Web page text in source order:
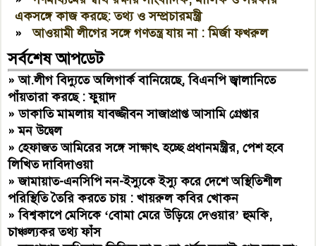
একসঙ্গে কাজ করছে: তথ্য ও সম্প্রচারমন্ত্রী
»আওয়ামী লীগের সঙ্গে গণতন্ত্র যায় না : মির্জা ফখরুল
সর্বশেষ আপডেট
»আ.লীগ বিদ্যুতে অলিগার্ক বানিয়েছে, বিএনপি জ্বালানিতে
পাঁয়তারা করছে : ফুয়াদ
»ডাকাতি মামলায় যাবজ্জীবন সাজাপ্রাপ্ত আসামি গ্রেপ্তার
»মন উদ্বেল
»হেফাজত আমিরের সঙ্গে সাক্ষাৎ হচ্ছে প্রধানমন্ত্রীর, পেশ হবে
লিখিত দাবিদাওয়া
»জামায়াত-এনসিপি নন-ইস্যুকে ইস্যু করে দেশে অস্থিতিশীল
পরিস্থিতি তৈরি করতে চায় : খায়রুল কবির খোকন
»বিশ্বকাপে মেসিকে ‘বোমা মেরে উড়িয়ে দেওয়ার’ হুমকি,
চাঞ্চল্যকর তথ্য ফাঁস